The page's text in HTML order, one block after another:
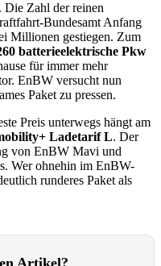
Die Zahl der reinen
Bundesamt Anfang
Millionen gestiegen. Zum
batterieelektrische Pkw
für immer mehr
EnBW versucht nun
Paket zu pressen.
Preis unterwegs hängt am
Ladetarif L. Der
von EnBW Mavi und
Wer ohnehin im EnBW-
runderes Paket als